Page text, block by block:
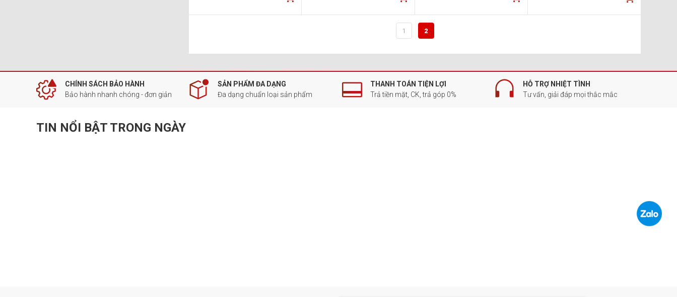
1 2
CHÍNH SÁCH BẢO HÀNH
Bảo hành nhanh chóng - đơn giản
SẢN PHẨM ĐA DẠNG
Đa dạng chuẩn loại sản phẩm
THANH TOÁN TIỆN LỢI
Trả tiền mặt, CK, trả góp 0%
HỖ TRỢ NHIỆT TÌNH
Tư vấn, giải đáp mọi thắc mắc
TIN NỔI BẬT TRONG NGÀY